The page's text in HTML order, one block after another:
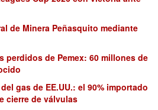
de Minera Peñasquito mediante
perdidos de Pemex: 60 millones de
gas de EE.UU.: el 90% importado
cierre de válvulas